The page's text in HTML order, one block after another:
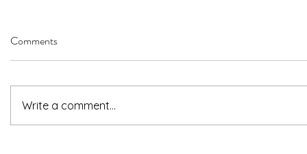
Comments
Write a comment...